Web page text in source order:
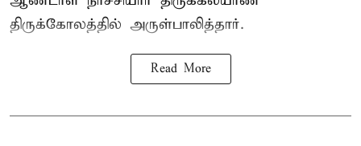
திருக்கோலத்தில் அருள்பாலித்தார்.
Read More